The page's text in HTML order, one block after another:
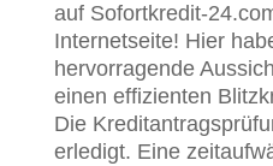
auf Sofortkredit-
Internetseite! Hier
hervorragende
einen effizienten
Die
erledigt. Eine